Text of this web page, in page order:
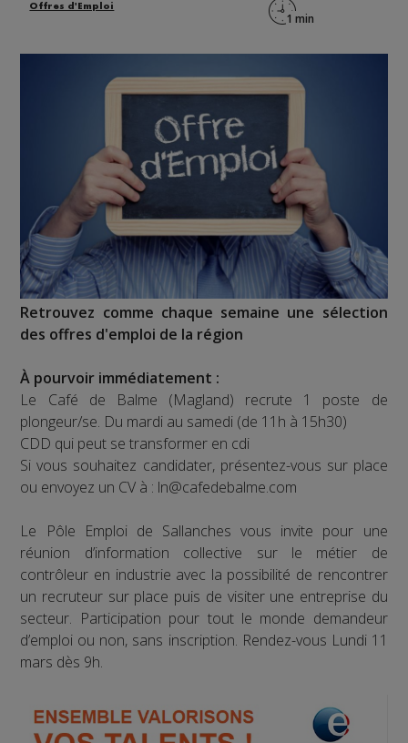
Offres d'Emploi
Retrouvez comme chaque semaine une sélection
des offres d'emploi de la région
À pourvoir immédiatement :
Le Café de Balme (Magland) recrute 1 poste de
plongeur/se. Du mardi au samedi (de 11h à 15h30)
CDD qui peut se transformer en cdi
Si vous souhaitez candidater, présentez-vous sur place
ou envoyez un CV à : ln@cafedebalme.com
Le Pôle Emploi de Sallanches vous invite pour une
réunion d’information collective sur le métier de
contrôleur en industrie avec la possibilité de rencontrer
un recruteur sur place puis de visiter une entreprise du
secteur. Participation pour tout le monde demandeur
d’emploi ou non, sans inscription. Rendez-vous Lundi 11
mars dès 9h.